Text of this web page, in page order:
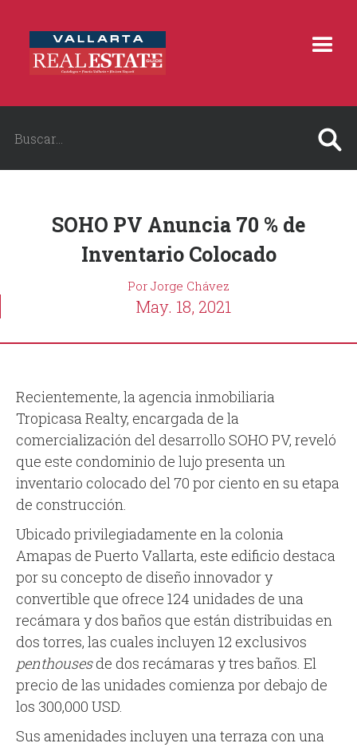
SOHO PV Anuncia 70 % de
Inventario Colocado
Por Jorge Chávez
May. 18, 2021
Recientemente, la agencia inmobiliaria
Tropicasa Realty, encargada de la
comercialización del desarrollo SOHO PV, reveló
que este condominio de lujo presenta un
inventario colocado del 70 por ciento en su etapa
de construcción.
Ubicado privilegiadamente en la colonia
Amapas de Puerto Vallarta, este edificio destaca
por su concepto de diseño innovador y
convertible que ofrece 124 unidades de una
recámara y dos baños que están distribuidas en
dos torres, las cuales incluyen 12 exclusivos
penthousesde dos recámaras y tres baños. El
precio de las unidades comienza por debajo de
los 300,000 USD.
Sus amenidades incluyen una terraza con una